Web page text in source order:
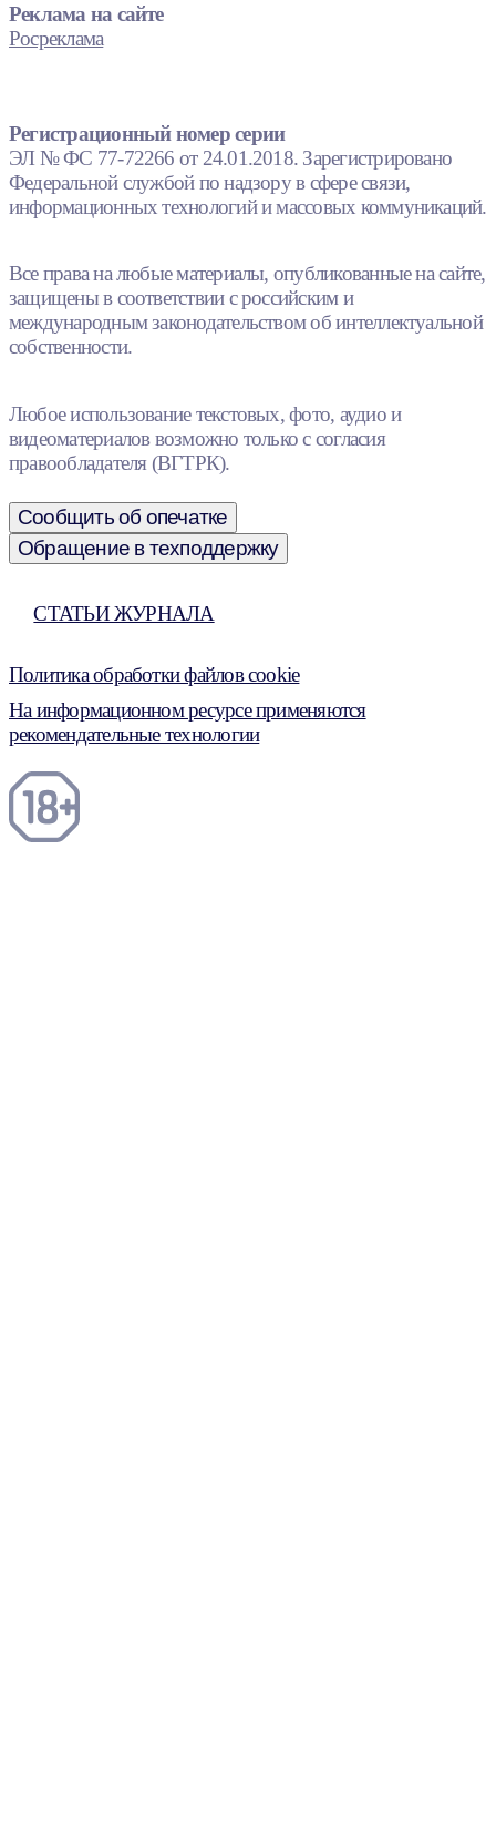
Реклама на сайте
Росреклама
Регистрационный номер серии
ЭЛ № ФС 77-72266 от 24.01.2018. Зарегистрировано
Федеральной службой по надзору в сфере связи,
информационных технологий и массовых коммуникаций.
Все права на любые материалы, опубликованные на сайте,
защищены в соответствии с российским и
международным законодательством об интеллектуальной
собственности.
Любое использование текстовых, фото, аудио и
видеоматериалов возможно только с согласия
правообладателя (ВГТРК).
Сообщить об опечатке
Обращение в техподдержку
СТАТЬИ ЖУРНАЛА
Политика обработки файлов cookie
На информационном ресурсе применяются
рекомендательные технологии